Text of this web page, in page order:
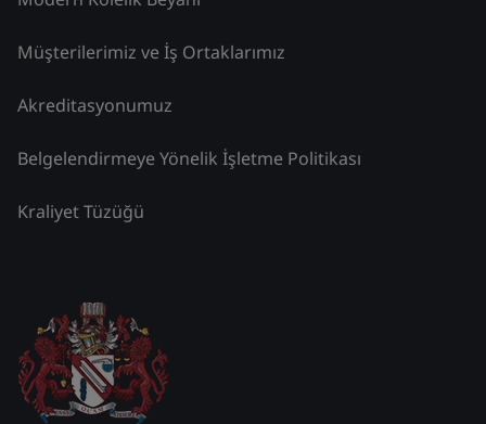
Müşterilerimiz ve İş Ortaklarımız
Akreditasyonumuz
Belgelendirmeye Yönelik İşletme Politikası
Kraliyet Tüzüğü